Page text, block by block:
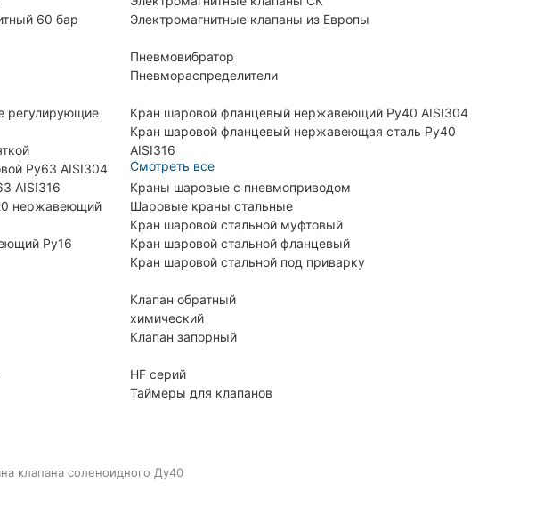
60 бар
Электромагнитные клапаны из Европы
Пневмовибратор
Пневмораспределители
регулирующие
Ру63 AISI304
AISI316
нержавеющий
Ру16
Кран шаровой фланцевый нержавеющий Ру40 AISI304
Кран шаровой фланцевый нержавеющая сталь Ру40
AISI316
Смотреть все
Краны шаровые с пневмоприводом
Шаровые краны стальные
Кран шаровой стальной муфтовый
Кран шаровой стальной фланцевый
Кран шаровой стальной под приварку
Клапан обратный
химический
Клапан запорный
HF серий
Таймеры для клапанов
клапана соленоидного Ду40